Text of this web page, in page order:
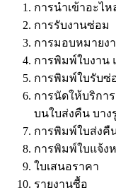
การนำเข้าอะไห
การรับงานซ่อม
การมอบหมายง
การพิมพ์ใบงาน
การพิมพ์ใบรับซ่
การนัดให้บริกา
บนใบส่งคืน บาง
การพิมพ์ใบส่งคื
การพิมพ์ใบแจ้ง
ใบเสนอราคา
รายงานซื้อ